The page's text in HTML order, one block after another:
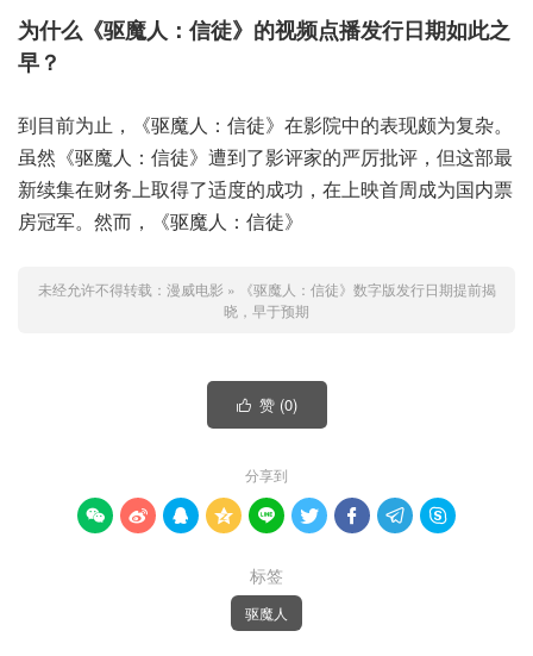
为什么《驱魔人：信徒》的视频点播发行日期如此之
早？
到目前为止，《驱魔人：信徒》在影院中的表现颇为复杂。
虽然《驱魔人：信徒》遭到了影评家的严厉批评，但这部最
新续集在财务上取得了适度的成功，在上映首周成为国内票
房冠军。然而，《驱魔人：信徒》
未经允许不得转载： 漫威电影 »
《驱魔人：信徒》数字版发行日期提前揭
晓，早于预期
 赞 (0)
分享到
        
标签
驱魔人